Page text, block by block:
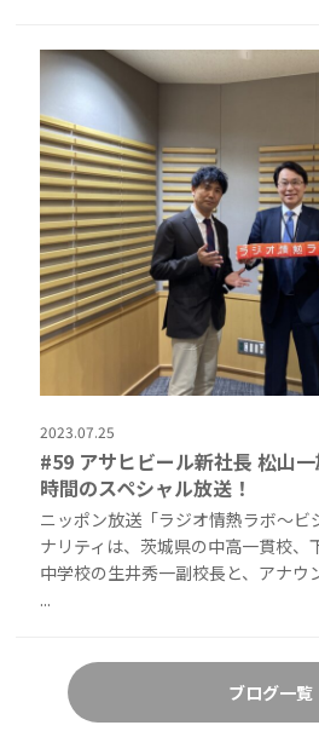
2023.07.25
#59 アサヒビール新社長 松山
時間のスペシャル放送！
ニッポン放送「ラジオ情熱ラボ〜ビ
ナリティは、茨城県の中高一貫校、
中学校の生井秀一副校長と、アナウ
...
ブログ一覧